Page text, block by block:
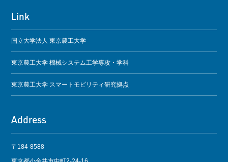
Link
国立大学法人 東京農工大学
東京農工大学 機械システム工学専攻・学科
東京農工大学 スマートモビリティ研究拠点
Address
〒184-8588